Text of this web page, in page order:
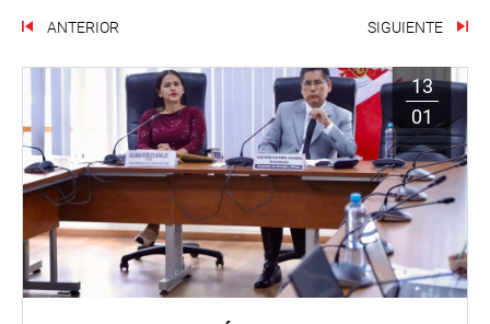
ANTERIOR SIGUIENTE
13
01